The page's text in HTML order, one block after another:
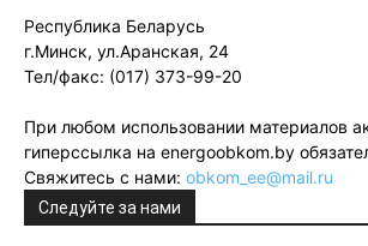
Республика Беларусь
г.Минск, ул.Аранская, 24
Тел/факс: (017) 373-99-20
При любом использовании материалов
гиперссылка на energoobkom.by
Свяжитесь с нами: obkom_ee@mail.ru
Следуйте за нами